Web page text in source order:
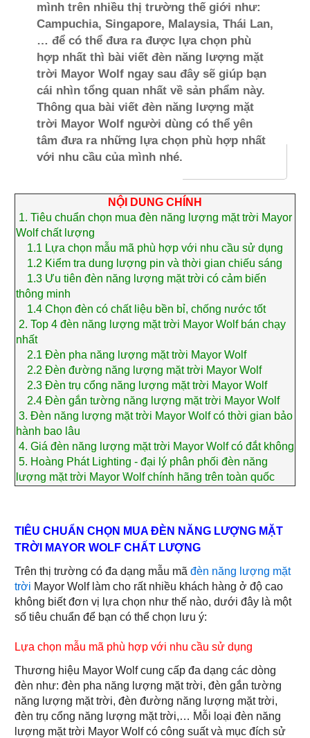
mình trên nhiều thị trường thế giới như:
Campuchia, Singapore, Malaysia, Thái Lan,
… để có thể đưa ra được lựa chọn phù
hợp nhất thì bài viết đèn năng lượng mặt
trời Mayor Wolf ngay sau đây sẽ giúp bạn
cái nhìn tổng quan nhất về sản phẩm này.
Thông qua bài viết đèn năng lượng mặt
trời Mayor Wolf người dùng có thể yên
tâm đưa ra những lựa chọn phù hợp nhất
với nhu cầu của mình nhé.
NỘI DUNG CHÍNH
1. Tiêu chuẩn chọn mua đèn năng lượng mặt trời Mayor
Wolf chất lượng
1.1 Lựa chọn mẫu mã phù hợp với nhu cầu sử dụng
1.2 Kiểm tra dung lượng pin và thời gian chiếu sáng
1.3 Ưu tiên đèn năng lượng mặt trời có cảm biến
thông minh
1.4 Chọn đèn có chất liệu bền bỉ, chống nước tốt
2. Top 4 đèn năng lượng mặt trời Mayor Wolf bán chạy
nhất
2.1 Đèn pha năng lượng mặt trời Mayor Wolf
2.2 Đèn đường năng lượng mặt trời Mayor Wolf
2.3 Đèn trụ cổng năng lượng mặt trời Mayor Wolf
2.4 Đèn gắn tường năng lượng mặt trời Mayor Wolf
3. Đèn năng lượng mặt trời Mayor Wolf có thời gian bảo
hành bao lâu
4. Giá đèn năng lượng mặt trời Mayor Wolf có đắt không
5. Hoàng Phát Lighting - đại lý phân phối đèn năng
lượng mặt trời Mayor Wolf chính hãng trên toàn quốc
TIÊU CHUẨN CHỌN MUA ĐÈN NĂNG LƯỢNG MẶT
TRỜI MAYOR WOLF CHẤT LƯỢNG
Trên thị trường có đa dạng mẫu mã đèn năng lượng mặt
trời Mayor Wolf làm cho rất nhiều khách hàng ở độ cao
không biết đơn vị lựa chọn như thế nào, dưới đây là một
số tiêu chuẩn để bạn có thể chọn lưu ý:
Lựa chọn mẫu mã phù hợp với nhu cầu sử dụng
Thương hiệu Mayor Wolf cung cấp đa dạng các dòng
đèn như: đèn pha năng lượng mặt trời, đèn gắn tường
năng lượng mặt trời, đèn đường năng lượng mặt trời,
đèn trụ cổng năng lượng mặt trời,… Mỗi loại đèn năng
lượng mặt trời Mayor Wolf có công suất và mục đích sử